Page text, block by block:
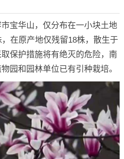
宝华山，仅分布在一小块土地
在原产地仅残留18株，散生于
保护措施将有绝灭的危险，南
园和园林单位已有引种栽培。